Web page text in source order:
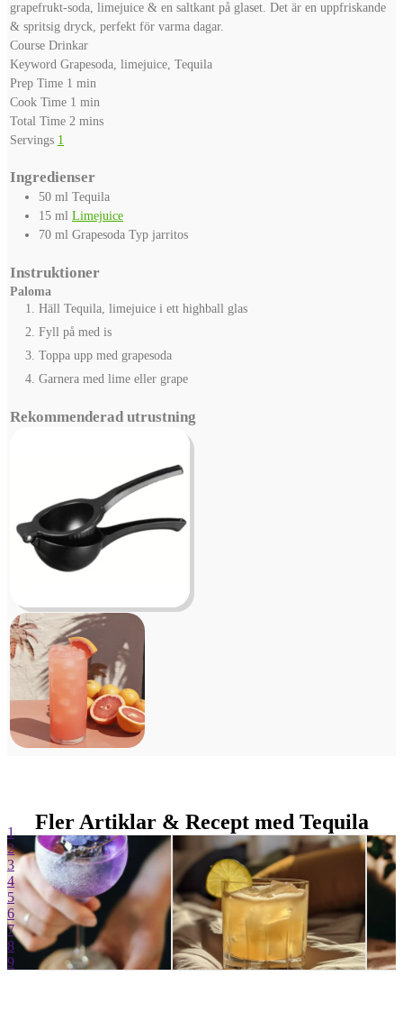
grapefrukt-soda, limejuice & en saltkant på glaset. Det är en uppfriskande
& spritsig dryck, perfekt för varma dagar.
Course Drinkar
Keyword Grapesoda, limejuice, Tequila
Prep Time 1 minute
min
Cook Time 1 minute
min
Total Time 2 minutes
mins
Servings 1
Ingredienser
50 ml Tequila
15 ml Limejuice
70 ml Grapesoda Typ jarritos
Instruktioner
Paloma
Häll Tequila, limejuice i ett highball glas
Fyll på med is
Toppa upp med grapesoda
Garnera med lime eller grape
Rekommenderad utrustning
Fler Artiklar & Recept med Tequila
1
2
3
4
5
6
7
8
9